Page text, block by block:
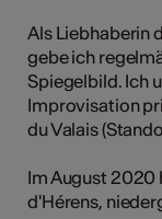
Als Liebhaberin
gebe ich
Spiegelbild. Ich
Improvisation
du Valais
Im August 2020
d'Hérens,